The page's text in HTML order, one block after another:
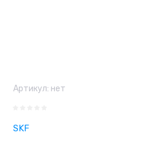
Артикул: нет
SKF